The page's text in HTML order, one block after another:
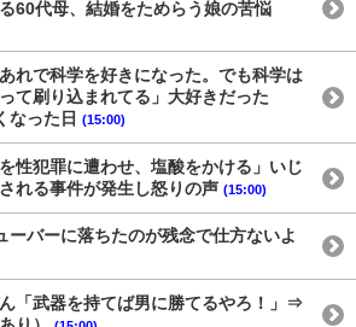
60代母、結婚をためらう娘の苦悩
れで科学を好きになった。でも科学は
て刷り込まれてる」大好きだった
なった日 (15:00)
性犯罪に遭わせ、塩酸をかける」いじ
れる事件が発生し怒りの声 (15:00)
ーバーに落ちたのが残念で仕方ないよ
ん「武器を持てば男に勝てるやろ！」⇒